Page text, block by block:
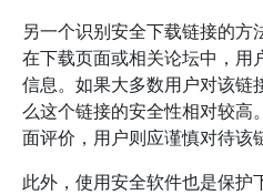
另一个识别安全下载链接的方
在下载页面或相关论坛中，用
信息。如果大多数用户对该链
么这个链接的安全性相对较高
面评价，用户则应谨慎对待该
此外，使用安全软件也是保护